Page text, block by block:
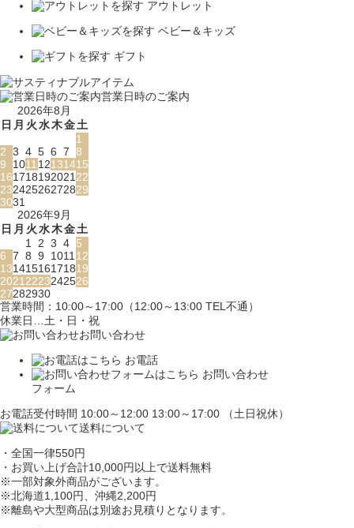
アウトレット
ベビー＆キッズ
ギフト
営業日時のご案内
2026年8月
日 月 火水木金土
1
2 3 4 5 6 7 8
9
101112131415
16171819202122
23242526272829
3031
2026年9月
日 月 火水木金土
1 2 3 4 5
6 7 8 9 101112
13141516171819
20212223242526
27282930
営業時間：10:00～17:00（12:00～13:00 TEL不通）
休業日…土・日・祝
お問い合わせ
お電話
お問い合わせ
フォーム
お電話受付時間 10:00～12:00 13:00～17:00 （土日祝休）
送料について
・全国一律550円
・お買い上げ合計10,000円 以上で送料無料
※一部対象外商品がございます。
※北海道1,100円、沖縄2,200円
※離島や大型商品は別途お見積りとなります。